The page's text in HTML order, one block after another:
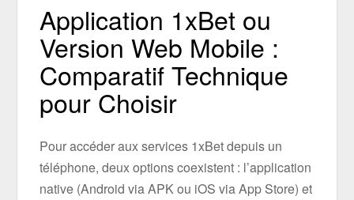
Application 1xBet ou
Version Web Mobile :
Comparatif Technique
pour Choisir
Pour accéder aux services 1xBet depuis un
téléphone, deux options coexistent : l’application
native (Android via APK ou iOS via App Store) et